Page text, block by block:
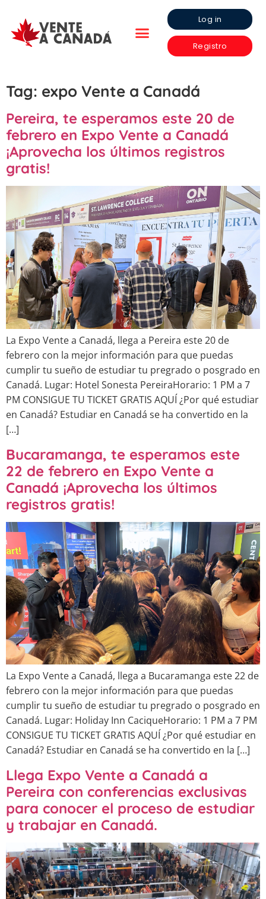
Log in
Registro
Tag: expo Vente a Canadá
Pereira, te esperamos este 20 de
febrero en Expo Vente a Canadá
¡Aprovecha los últimos registros
gratis!
La Expo Vente a Canadá, llega a Pereira este 20 de
febrero con la mejor información para que puedas
cumplir tu sueño de estudiar tu pregrado o posgrado en
Canadá. Lugar: Hotel Sonesta PereiraHorario: 1 PM a 7
PM CONSIGUE TU TICKET GRATIS AQUÍ ¿Por qué estudiar
en Canadá? Estudiar en Canadá se ha convertido en la
[…]
Bucaramanga, te esperamos este
22 de febrero en Expo Vente a
Canadá ¡Aprovecha los últimos
registros gratis!
La Expo Vente a Canadá, llega a Bucaramanga este 22 de
febrero con la mejor información para que puedas
cumplir tu sueño de estudiar tu pregrado o posgrado en
Canadá. Lugar: Holiday Inn CaciqueHorario: 1 PM a 7 PM
CONSIGUE TU TICKET GRATIS AQUÍ ¿Por qué estudiar en
Canadá? Estudiar en Canadá se ha convertido en la […]
Llega Expo Vente a Canadá a
Pereira con conferencias exclusivas
para conocer el proceso de estudiar
y trabajar en Canadá.